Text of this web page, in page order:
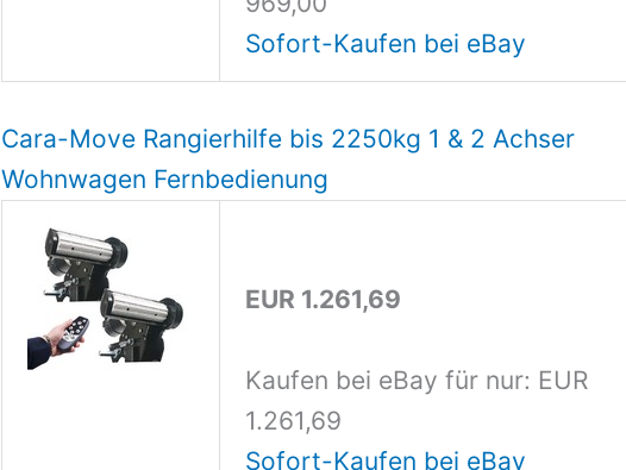
Sofort-Kaufen bei eBay
Cara-Move Rangierhilfe bis 2250kg 1 & 2 Achser
Wohnwagen Fernbedienung
EUR 1.261,69
Kaufen bei eBay für nur: EUR
1.261,69
Sofort-Kaufen bei eBay